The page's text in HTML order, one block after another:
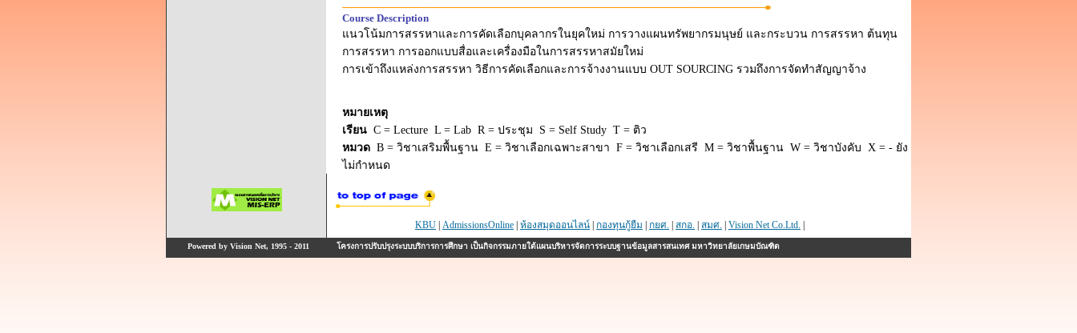
Course Description
แนวโน้มการสรรหาและการคัดเลือกบุคลากรในยุคใหม่ การวางแผนทรัพยากรมนุษย์ และกระบวน การสรรหา ต้นทุน
การสรรหา การออกแบบสื่อและเครื่องมือในการสรรหาสมัยใหม่
การเข้าถึงแหล่งการสรรหา วิธีการคัดเลือกและการจ้างงานแบบ OUT SOURCING รวมถึงการจัดทำสัญญาจ้าง
หมายเหตุ
เรียน C = Lecture L = Lab R = ประชุม S = Self Study T = ติว
หมวด B = วิชาเสริมพื้นฐาน E = วิชาเลือกเฉพาะสาขา F = วิชาเลือกเสรี M = วิชาพื้นฐาน W = วิชาบังคับ X = - ยัง
ไม่กำหนด
KBU AdmissionsOnline ห้องสมุดออนไลน์ กองทุนกู้ยืม กยศ. สกอ. สมศ. Vision Net Co.Ltd.
Powered by Vision Net, 1995 - 2011 โครงการปรับปรุงระบบบริการการศึกษา เป็นกิจกรรมภายใต้แผนบริหารจัดการระบบฐานข้อมูลสารสนเทศ มหาวิทยาลัยเกษมบัณฑิต